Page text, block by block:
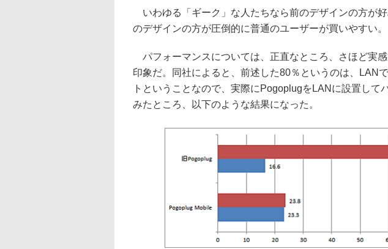
いわゆる「ギーク」な人たちなら前のデザインの方が
のデザインの方が圧倒的に普通のユーザーが買いやすい。
パフォーマンスについては、正直なところ、さほど実
印象だ。同社によると、前述した80％というのは、LAN
トということなので、実際にPogoplugをLANに設置して
みたところ、以下のような結果になった。